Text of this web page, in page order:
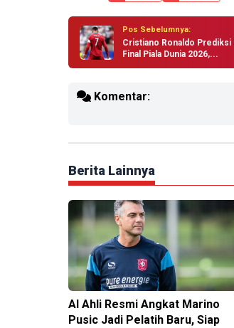
Pos Sebelumnya:
Cristiano Ronaldo Prediksi
Final Piala Dunia 2026,...
Komentar:
Berita Lainnya
Al Ahli Resmi Angkat Marino
Pusic Jadi Pelatih Baru, Siap